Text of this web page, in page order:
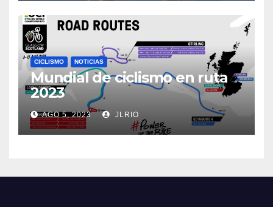
CICLISMO NOTICIAS
Mundial de ciclismo en ruta
2023
AGO 5, 2023 JLRIO